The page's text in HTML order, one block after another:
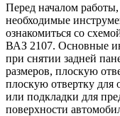
Перед началом работы,
необходимые
ознакомиться со
ВАЗ 2107. Основные
при снятии задней
размеров, плоскую
плоскую отвертку
или подкладки для
поверхности